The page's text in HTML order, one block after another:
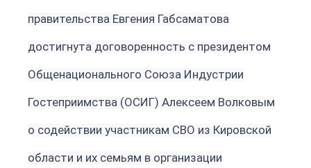
правительства Евгения Габсаматова
достигнута договоренность с президентом
Общенационального Союза Индустрии
Гостеприимства (ОСИГ) Алексеем Волковым
о содействии участникам СВО из Кировской
области и их семьям в организации